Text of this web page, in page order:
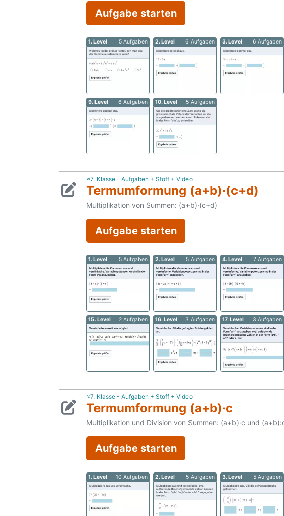
Aufgabe starten
1. Level 5 Aufgaben 2. Level 6 Aufgaben 3. Level 6 Aufgaben
9. Level 6 Aufgaben 10. Level 5 Aufgaben
≈7. Klasse - Aufgaben + Stoff + Video
Termumformung (a+b)·(c+d)
Multiplikation von Summen: (a+b)·(c+d)
Aufgabe starten
1. Level 5 Aufgaben 2. Level 5 Aufgaben 4. Level 7 Aufgaben
15. Level 2 Aufgaben 16. Level 3 Aufgaben 17. Level 3 Aufgaben
≈7. Klasse - Aufgaben + Stoff + Video
Termumformung (a+b)·c
Multiplikation und Division von Summen: (a+b)·c und
Aufgabe starten
1. Level 10 Aufgaben 2. Level 5 Aufgaben 3. Level 5 Aufgaben